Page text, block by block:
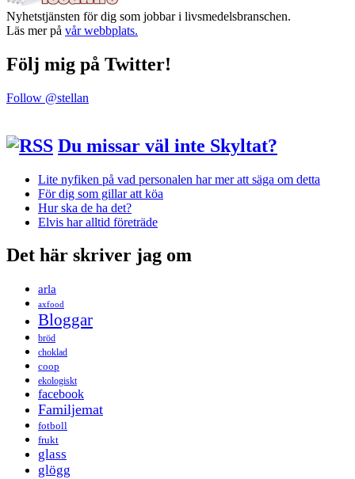
Nyhetstjänsten för dig som jobbar i livsmedelsbranschen.
Läs mer på vår webbplats.
Följ mig på Twitter!
Follow @stellan
Du missar väl inte Skyltat?
Lite nyfiken på vad personalen har mer att säga om detta
För dig som gillar att köa
Hur ska de ha det?
Elvis har alltid företräde
Det här skriver jag om
arla
axfood
Bloggar
bröd
choklad
coop
ekologiskt
facebook
Familjemat
fotboll
frukt
glass
glögg